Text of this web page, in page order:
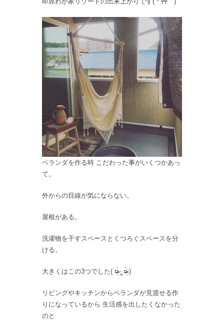
ベランダを作る時 こだわった事がいくつかあっ
て。
外からの目線が気にならない。
屋根がある。
洗濯物を干すスペースとくつろぐスペースを分
ける。
大きくはこの3つでした( ¤̴̶̷̤́ ‧̫̮ ¤̴̶̷̤̀ )
リビングやキッチンからベランダが見渡せる作
りになっているから 生活感を出したくなかった
のと